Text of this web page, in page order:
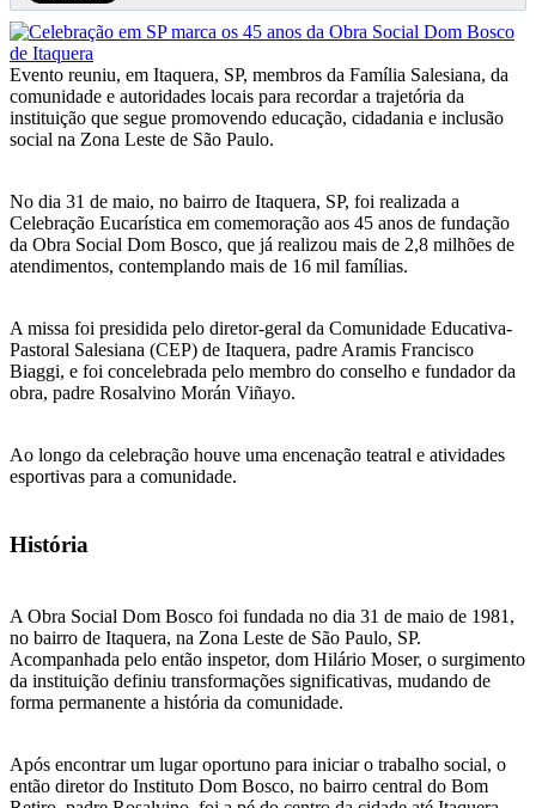
Evento reuniu, em Itaquera, SP, membros da Família Salesiana, da
comunidade e autoridades locais para recordar a trajetória da
instituição que segue promovendo educação, cidadania e inclusão
social na Zona Leste de São Paulo.
No dia 31 de maio, no bairro de Itaquera, SP, foi realizada a
Celebração Eucarística em comemoração aos 45 anos de fundação
da Obra Social Dom Bosco, que já realizou mais de 2,8 milhões de
atendimentos, contemplando mais de 16 mil famílias.
A missa foi presidida pelo diretor-geral da Comunidade Educativa-
Pastoral Salesiana (CEP) de Itaquera, padre Aramis Francisco
Biaggi, e foi concelebrada pelo membro do conselho e fundador da
obra, padre Rosalvino Morán Viñayo.
Ao longo da celebração houve uma encenação teatral e atividades
esportivas para a comunidade.
História
A Obra Social Dom Bosco foi fundada no dia 31 de maio de 1981,
no bairro de Itaquera, na Zona Leste de São Paulo, SP.
Acompanhada pelo então inspetor, dom Hilário Moser, o surgimento
da instituição definiu transformações significativas, mudando de
forma permanente a história da comunidade.
Após encontrar um lugar oportuno para iniciar o trabalho social, o
então diretor do Instituto Dom Bosco, no bairro central do Bom